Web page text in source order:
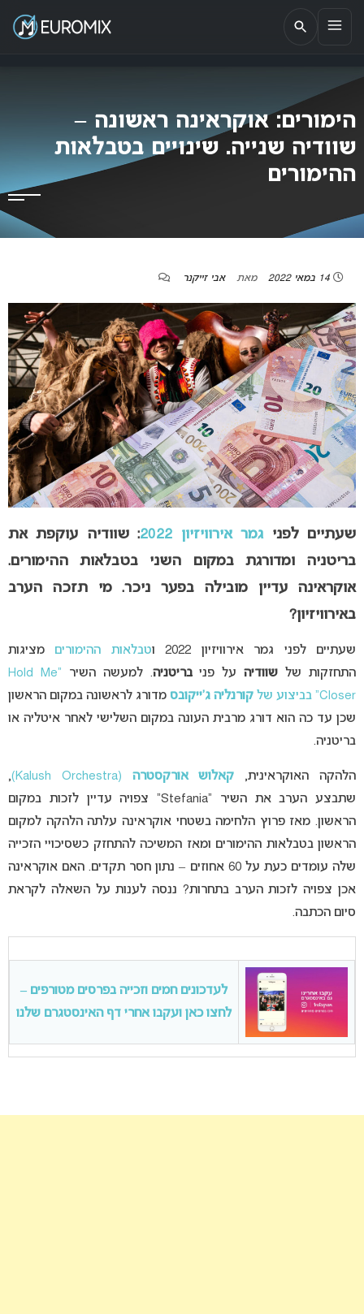
EUROMIX
אתר הבית של האירוויזיון בישראל
הימורים: אוקראינה ראשונה –
שוודיה שנייה. שינויים בטבלאות
ההימורים
מאת אבי זייקנר
שעתיים לפניגמר אירוויזיון 2022
: שוודיה עוקפת את
בריטניה ומדורגת במקום השני בטבלאות ההימורים.
אוקראינה עדיין מובילה בפער ניכר. מי תזכה הערב
באירוויזיון?
שעתיים לפני גמר אירוויזיון 2022 ו טבלאות ההימורים מציגות
התחזקות של שוודיהעל פניבריטניה. למעשה השיר
“Hold Me
Closer” בביצוע של
קורנליה ג’ייקובס מדורג לראשונה במקום הראשון
שכן עד כה הוא דורג מרבית העונה במקום השלישי לאחר איטליה או
בריטניה.
הלהקה האוקראינית, קאלוש אורקסטרה (Kalush Orchestra)
,
שתבצע הערב את השיר “Stefania” צפויה עדיין לזכות במקום
הראשון. מאז פרוץ הלחימה בשטחי אוקראינה עלתה הלהקה למקום
הראשון בטבלאות ההימורים ומאז המשיכה להתחזק כשסיכויי הזכייה
שלה עומדים כעת על 60 אחוזים – נתון חסר תקדים. האם אוקראינה
אכן צפויה לזכות הערב בתחרות? ננסה לענות על השאלה לקראת
סיום הכתבה.
לעדכונים חמים וזכייה בפרסים מטורפים –
לחצו כאן ועקבו אחרי דף האינסטגרם שלנו